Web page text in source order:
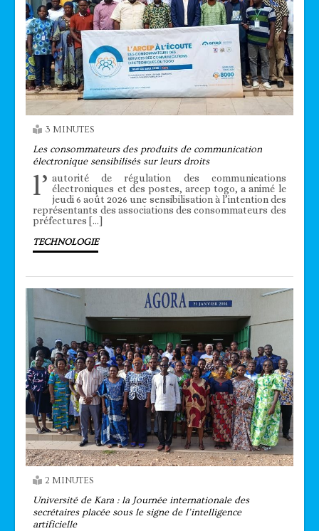
3 MINUTES
Les consommateurs des produits de communication
électronique sensibilisés sur leurs droits
l’ autorité de régulation des communications
électroniques et des postes, arcep togo, a animé le
jeudi 6 août 2026 une sensibilisation à l’intention des
représentants des associations des consommateurs des
préfectures […]
TECHNOLOGIE
2 MINUTES
Université de Kara : la Journée internationale des
secrétaires placée sous le signe de l’intelligence
artificielle